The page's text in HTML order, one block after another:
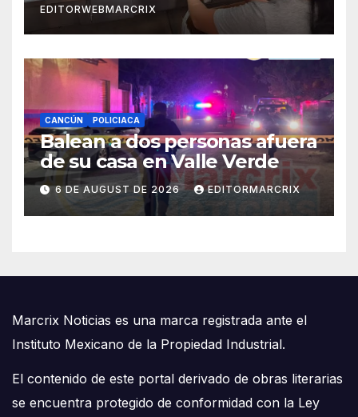
EDITORWEBMARCRIX
CANCÚN POLICIACA
Balean a dos personas afuera
de su casa en Valle Verde
6 DE AUGUST DE 2026 EDITORMARCRIX
Marcrix Noticias es una marca registrada ante el
Instituto Mexicano de la Propiedad Industrial.
El contenido de este portal derivado de obras literarias
se encuentra protegido de conformidad con la Ley